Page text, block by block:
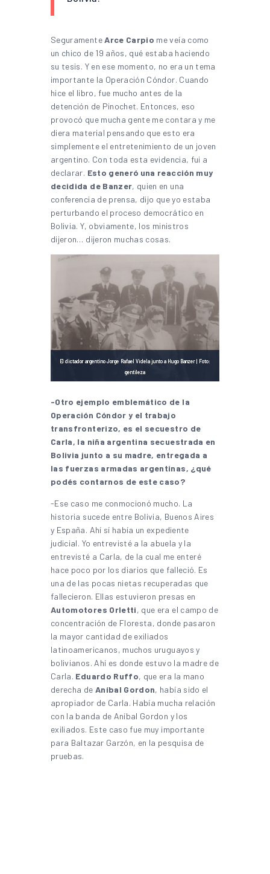
SeguramenteArce Carpio me veía como
un chico de 19 años, qué estaba haciendo
su tesis. Y en ese momento, no era un tema
importante la Operación Cóndor. Cuando
hice el libro, fue mucho antes de la
detención de Pinochet. Entonces, eso
provocó que mucha gente me contara y me
diera material pensando que esto era
simplemente el entretenimiento de un joven
argentino. Con toda esta evidencia, fui a
declarar. Esto generó una reacción muy
decidida de Banzer, quien en una
conferencia de prensa, dijo que yo estaba
perturbando el proceso democrático en
Bolivia. Y, obviamente, los ministros
dijeron… dijeron muchas cosas.
El dictador argentino Jorge Rafael Videla junto a Hugo Banzer | Foto:
gentileza
-Otro ejemplo emblemático de la
Operación Cóndor y el trabajo
transfronterizo, es el secuestro de
Carla, la niña argentina secuestrada en
Bolivia junto a su madre, entregada a
las fuerzas armadas argentinas, ¿qué
podés contarnos de este caso?
-Ese caso me conmocionó mucho. La
historia sucede entre Bolivia, Buenos Aires
y España. Ahí sí había un expediente
judicial. Yo entrevisté a la abuela y la
entrevisté a Carla, de la cual me enteré
hace poco por los diarios que falleció. Es
una de las pocas nietas recuperadas que
fallecieron. Ellas estuvieron presas en
Automotores Orletti, que era el campo de
concentración de Floresta, donde pasaron
la mayor cantidad de exiliados
latinoamericanos, muchos uruguayos y
bolivianos. Ahí es donde estuvo la madre de
Carla. Eduardo Ruffo, que era la mano
derecha de Aníbal Gordon, había sido el
apropiador de Carla. Había mucha relación
con la banda de Aníbal Gordon y los
exiliados. Este caso fue muy importante
para Baltazar Garzón, en la pesquisa de
pruebas.